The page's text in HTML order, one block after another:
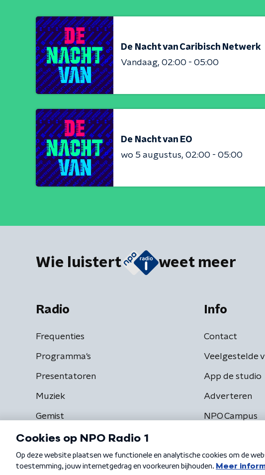
De Nacht van Caribisch Netwerk
Vandaag 02:00 - 05:00
De Nacht van EO
wo 5 augustus 02:00 - 05:00
Wie luistert weet meer
Radio
Frequenties
Programma's
Presentatoren
Muziek
Gemist
Info
Contact
Veelgestelde
App de studio
Adverteren
NPO Campus
Algemene voorwaarden Privacybeleid